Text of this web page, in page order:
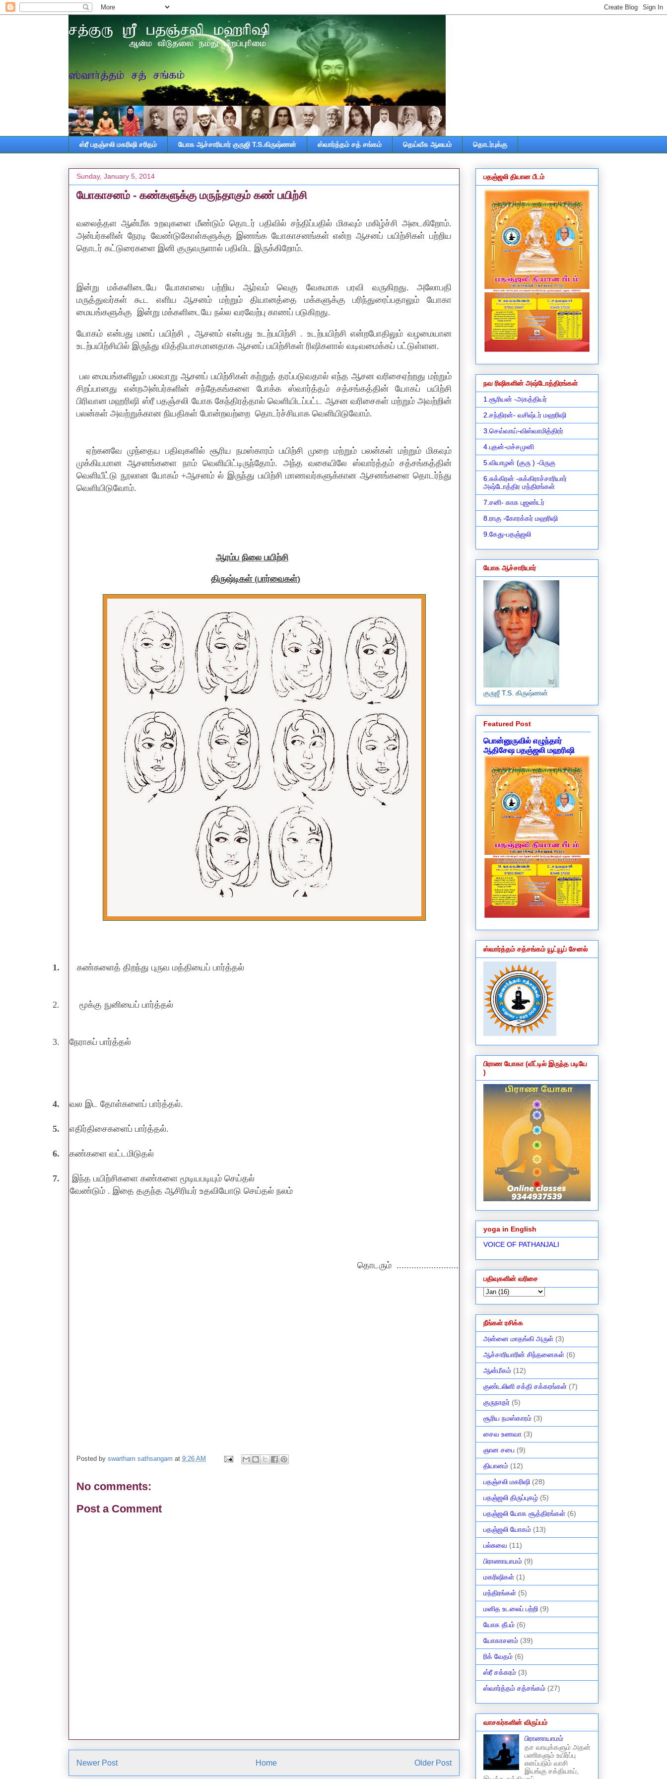
ஸ்ரீ பதஞ்சலி மகரிஷி சரிதம் யோக ஆச்சாரியார் குருஜி T.S.கிருஷ்ணன் ஸ்வார்த்தம் சத் சங்கம் தெய்வீக ஆலயம் தொடர்புக்கு
Sunday, January 5, 2014
யோகாசனம் - கண்களுக்கு மருந்தாகும் கண் பயிற்சி
வலைத்தள ஆன்மீக உறவுகளை மீண்டும் தொடர் பதிவில் சந்திப்பதில் மிகவும் மகிழ்ச்சி அடைகிறோம்.
அன்பர்களின் நேரடி வேண்டுகோள்களுக்கு இணங்க யோகாசனங்கள் என்ற ஆசனப் பயிற்சிகள் பற்றிய
தொடர் கட்டுரைகளை இனி குருவருளால் பதிவிட இருக்கிறோம்.
இன்று மக்களிடையே யோகாவை பற்றிய ஆர்வம் வெகு வேகமாக பரவி வருகிறது. அலோபதி
மருத்துவர்கள் கூட எளிய ஆசனம் மற்றும் தியானத்தை மக்களுக்கு பரிந்துரைப்பதாலும் யோகா
மையங்களுக்கு இன்று மக்களிடையே நல்ல வரவேற்பு காணப் படுகிறது.
யோகம் என்பது மனப் பயிற்சி , ஆசனம் என்பது உடற்பயிற்சி . உடற்பயிற்சி என்றபோதிலும் வழமையான
உடற்பயிற்சியில் இருந்து வித்தியாசமானதாக ஆசனப் பயிற்சிகள் ரிஷிகளால் வடிவமைக்கப் பட்டுள்ளன.
பல மையங்களிலும் பலவாறு ஆசனப் பயிற்சிகள் கற்றுத் தரப்படுவதால் எந்த ஆசன வரிசைஏற்றது மற்றும்
சிறப்பானது என்றஅன்பர்களின் சந்தேகங்களை போக்க ஸ்வார்த்தம் சத்சங்கத்தின் யோகப் பயிற்சி
பிரிவான மஹரிஷி ஸ்ரீ பதஞ்சலி யோக கேந்திரத்தால் வெளியிடப்பட்ட ஆசன வரிசைகள் மற்றும் அவற்றின்
பலன்கள் அவற்றுக்கான நியதிகள் போன்றவற்றை தொடர்ச்சியாக வெளியிடுவோம்.
ஏற்கனவே முந்தைய பதிவுகளில் சூரிய நமஸ்காரம் பயிற்சி முறை மற்றும் பலன்கள் மற்றும் மிகவும்
முக்கியமான ஆசனங்களை நாம் வெளியிட்டிருந்தோம். அந்த வகையிலே ஸ்வார்த்தம் சத்சங்கத்தின்
வெளியீட்டு நூலான யோகம் +ஆசனம் ல் இருந்து பயிற்சி மாணவர்களுக்கான ஆசனங்களை தொடர்ந்து
வெளியிடுவோம்.
ஆரம்ப நிலை பயிற்சி
திருஷ்டிகள்(பார்வைகள்)
1. கண்களைத் திறந்து புருவ மத்தியைப் பார்த்தல்
2. மூக்கு நுனியைப் பார்த்தல்
3. நேராகப் பார்த்தல்
4. வல இட தோள்களைப் பார்த்தல்.
5. எதிர்திசைகளைப் பார்த்தல்.
6. கண்களை வட்டமிடுதல்
7.
இந்த பயிற்சிகளை கண்களை மூடியபடியும் செய்தல்
வேண்டும் . இதை தகுந்த ஆசிரியர் உதவியோடு செய்தல் நலம்
தொடரும் .........................
Posted by swartham sathsangam at 9:26 AM
No comments:
Post a Comment
Newer Post Older Post
Home
பதஞ்ஜலி தியான பீடம்
நவ ரிஷிகளின் அஷ்டோத்திரங்கள்
1.சூரியன் -அகத்தியர்
2.சந்திரன்- வசிஷ்டர் மஹரிஷி
3.செவ்வாய்-விஸ்வாமித்திரர்
4.புதன்-மச்சமுனி
5.வியாழன் (குரு ) -பிருகு
6.சுக்கிரன் -சுக்கிராச்சாரியார்
அஷ்டோத்திர மந்திரங்கள்
7.சனி- காக புஜண்டர்
8.ராகு -கோரக்கர் மஹரிஷி
9.கேது-பதஞ்ஜலி
யோக ஆச்சாரியார்
குருஜீ T.S. கிருஷ்ணன்
Featured Post
பொன்னுருவில் எழுந்தார்
ஆதிசேஷ பதஞ்ஜலி மஹரிஷி
ஸ்வார்த்தம் சத்சங்கம் யூட்யூப் சேனல்
பிராண யோகா (வீட்டில் இருந்த படியே
)
yoga in English
VOICE OF PATHANJALI
பதிவுகளின் வரிசை
நீங்கள் ரசிக்க
அன்னை மாதங்கி அருள் (3)
ஆச்சாரியாரின் சிந்தனைகள் (6)
ஆன்மீகம் (12)
குண்டலினி சக்தி சக்கரங்கள் (7)
குருநாதர் (5)
சூரிய நமஸ்காரம் (3)
சைவ உணவா (3)
ஞான சபை (9)
தியானம் (12)
பதஞ்சலி மகரிஷி (28)
பதஞ்ஜலி திருப்புகழ் (5)
பதஞ்ஜலி யோக சூத்திரங்கள் (6)
பதஞ்ஜலி யோகம் (13)
பல்சுவை (11)
பிராணாயாமம் (9)
மகரிஷிகள் (1)
மந்திரங்கள் (5)
மனித உடலைப் பற்றி (9)
யோக தீபம் (6)
யோகாசனம் (39)
ரிக் வேதம் (6)
ஸ்ரீ சக்கரம் (3)
ஸ்வார்த்தம் சத்சங்கம் (27)
வாசகர்களின் விருப்பம்
பிராணாயாமம்
தச வாயுக்களும் அதன்
பணிகளும் உயிர்ப்பு
எனப்படும் வாசி
இயங்கு சக்தியாய்,